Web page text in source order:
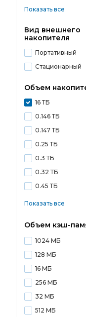
Показать все
Вид внешнего
накопителя
Портативный
Стационарный
Объем
16 ТБ
0.146 ТБ
0.147 ТБ
0.25 ТБ
0.3 ТБ
0.32 ТБ
0.45 ТБ
Показать все
Объем кэш-
1024 МБ
128 МБ
16 МБ
256 МБ
32 МБ
512 МБ